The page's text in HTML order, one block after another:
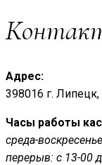
Адрес:
398016 г. Липецк,
Часы работы
среда-
перерыв: с 13-00